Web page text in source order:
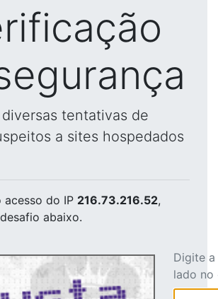
tentativas de
a sites hospedados
acesso do IP 216.73.216.52,
abaixo.
Digite
lado no